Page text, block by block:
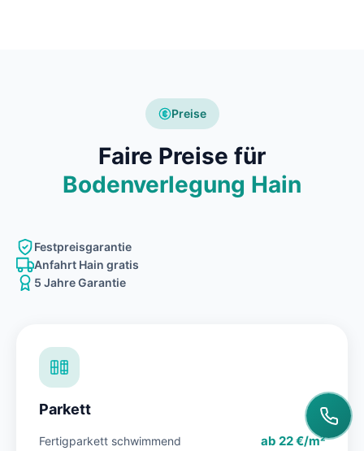
Preise
Faire Preise für
Bodenverlegung Hain
Festpreisgarantie
Anfahrt Hain gratis
5 Jahre Garantie
Parkett
Fertigparkett schwimmend ab 22 €/m²